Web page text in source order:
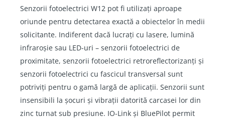
Senzorii fotoelectrici W12 pot fi utilizați aproape
oriunde pentru detectarea exactă a obiectelor în medii
solicitante. Indiferent dacă lucrați cu lasere, lumină
infraroșie sau LED-uri – senzorii fotoelectrici de
proximitate, senzorii fotoelectrici retroreflectorizanți și
senzorii fotoelectrici cu fascicul transversal sunt
potriviți pentru o gamă largă de aplicații. Senzorii sunt
insensibili la șocuri și vibrații datorită carcasei lor din
zinc turnat sub presiune. IO-Link și BluePilot permit